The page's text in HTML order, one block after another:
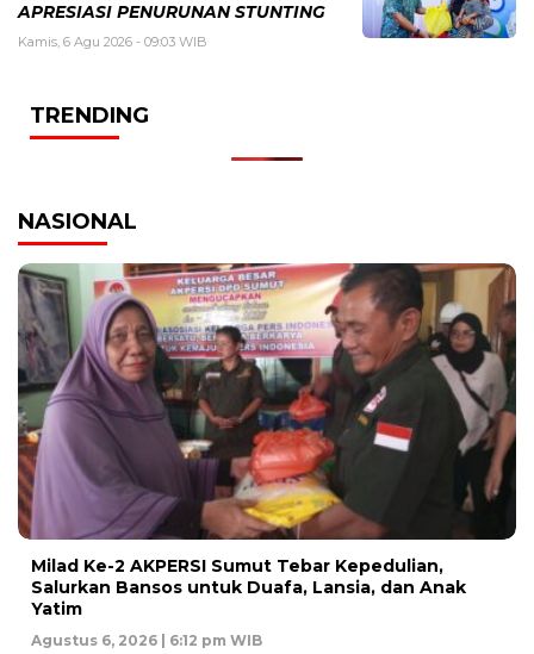
APRESIASI PENURUNAN STUNTING
Kamis, 6 Agu 2026 - 09:03 WIB
TRENDING
NASIONAL
Milad Ke-2 AKPERSI Sumut Tebar Kepedulian,
Salurkan Bansos untuk Duafa, Lansia, dan Anak
Yatim
Agustus 6, 2026 | 6:12 pm WIB